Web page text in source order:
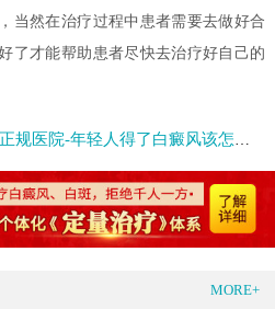
当然在治疗过程中患者需要去做好合
了才能帮助患者尽快去治疗好自己的
医院-年轻人得了白癜风该怎么应对呢
MORE+